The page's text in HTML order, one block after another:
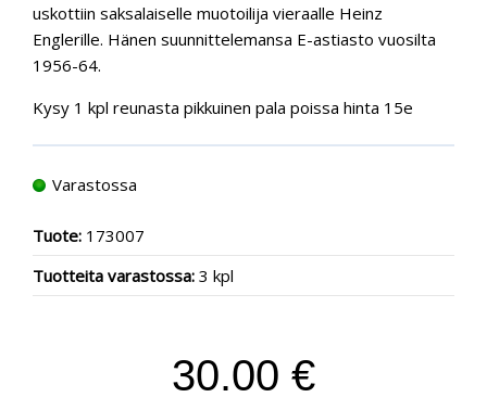
uskottiin saksalaiselle muotoilija vieraalle Heinz
Englerille. Hänen suunnittelemansa E-astiasto vuosilta
1956-64.
Kysy 1 kpl reunasta pikkuinen pala poissa hinta 15e
Varastossa
Tuote: 173007
Tuotteita varastossa: 3 kpl
30.00 €